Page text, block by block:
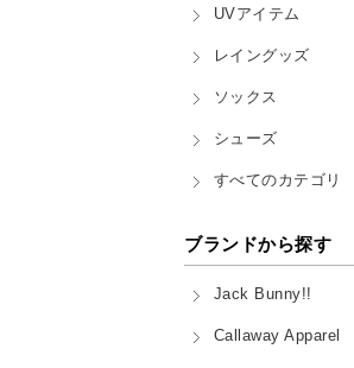
UVアイテム
レイングッズ
ソックス
シューズ
すべてのカテゴリ
ブランドから探す
Jack Bunny!!
Callaway Apparel